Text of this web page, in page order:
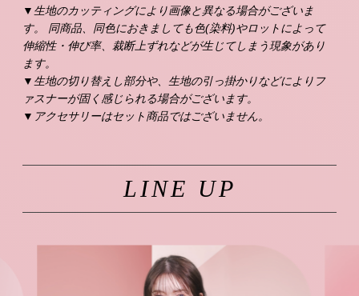
▼生地のカッティングにより画像と異なる場合がございま
す。 同商品、同色におきましても色(染料)やロットによって
伸縮性・伸び率、裁断上ずれなどが生じてしまう現象があり
ます。
▼生地の切り替えし部分や、生地の引っ掛かりなどによりフ
ァスナーが固く感じられる場合がございます。
▼アクセサリーはセット商品ではございません。
LINE UP